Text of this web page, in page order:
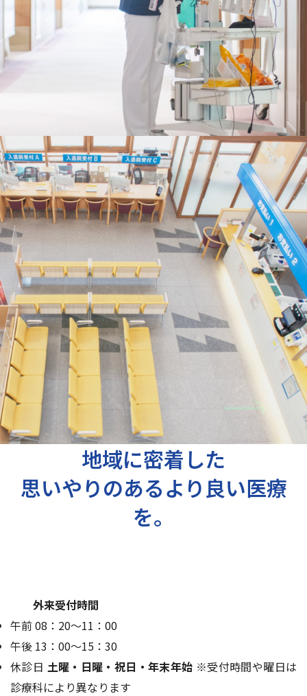
地域に密着した
思いやりのあるより良い医療
を。
外来受付時間
午前08：20〜11：00
午後 13：00〜15：30
休診日 土曜・日曜・祝日・年末年始 ※受付時間や曜日は
診療科により異なります